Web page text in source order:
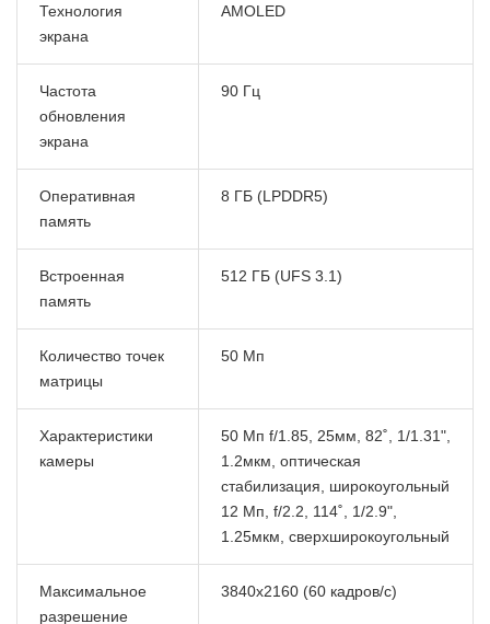
Технология
экрана
AMOLED
Частота
обновления
экрана
90 Гц
Оперативная
память
8 ГБ (LPDDR5)
Встроенная
память
512 ГБ (UFS 3.1)
Количество точек
матрицы
50 Мп
Характеристики
камеры
50 Мп f/1.85, 25мм, 82˚, 1/1.31",
1.2мкм, оптическая
стабилизация, широкоугольный
12 Мп, f/2.2, 114˚, 1/2.9",
1.25мкм, сверхширокоугольный
Максимальное
разрешение
3840x2160 (60 кадров/с)